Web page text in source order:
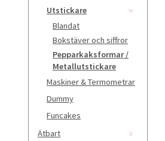
Utstickare
Blandat
Bokstäver och siffror
Pepparkaksformar /
Metallutstickare
Maskiner & Termometrar
Dummy
Funcakes
Ätbart